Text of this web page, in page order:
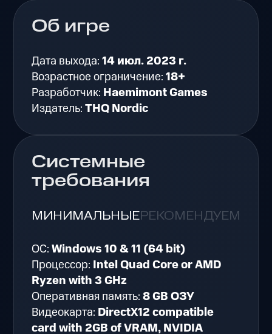
Об игре
Дата выхода:14 июл. 2023 г.
Возрастное ограничение:18+
Разработчик: Haemimont Games
Издатель:THQ Nordic
Системные
требования
МИНИМАЛЬНЫЕРЕКОМЕНДУЕМЫЕ
ОС:Windows 10 & 11 (64 bit)
Процессор: Intel Quad Core or AMD
Ryzen with 3 GHz
Оперативная память:8 GB ОЗУ
Видеокарта: DirectX12 compatible
card with 2GB of VRAM, NVIDIA